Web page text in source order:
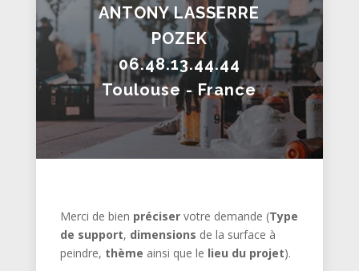
ANTONY LASSERRE
POZEK
06.48.13.44.44
Toulouse - France
Merci de bien préciservotre demande (Type
de support, dimensions de la surface à
peindre, thème ainsi que le lieu du projet).